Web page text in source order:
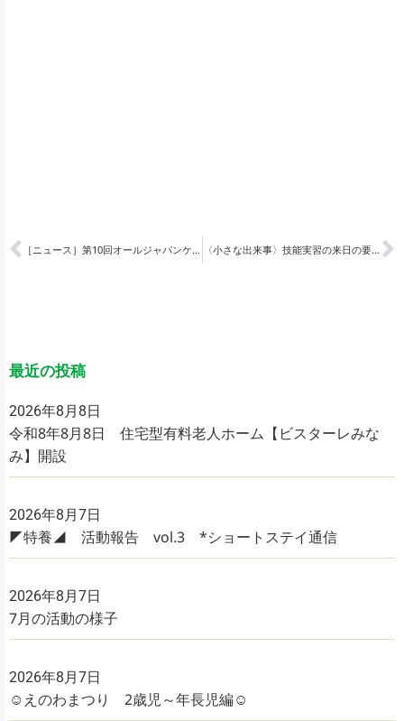
［ニュース］第10回オールジャパンケアコンテスト 開催 〈小さな出来事〉技能実習の来日の要件は
最近の投稿
2026年8月8日
令和8年8月8日 住宅型有料老人ホーム【ビスターレみな
み】開設
2026年8月7日
◤特養◢ 活動報告 vol.3 *ショートステイ通信
2026年8月7日
7月の活動の様子
2026年8月7日
☺えのわまつり 2歳児～年長児編☺